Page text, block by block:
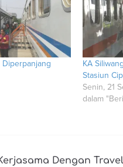
Diperpanjang
KA
Stasiun
Senin, 21
dalam
Dengan